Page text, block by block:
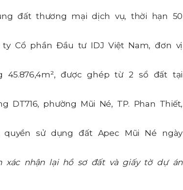
đất thương mại dịch vụ, thời hạn 50
Cổ phần Đầu tư IDJ Việt Nam, đơn vị
được ghép từ 2 sổ đất tại
phường Mũi Né, TP. Phan Thiết,
sử dụng đất Apec Mũi Né ngày
nhận lại hồ sơ đất và giấy tờ dự án